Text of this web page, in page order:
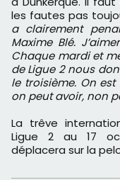
les fautes pas
a clairement
Maxime Blé.
Chaque mardi et
de Ligue 2 nous
le troisième. On est
on peut avoir, non
La trêve
Ligue 2 au 17
déplacera sur la